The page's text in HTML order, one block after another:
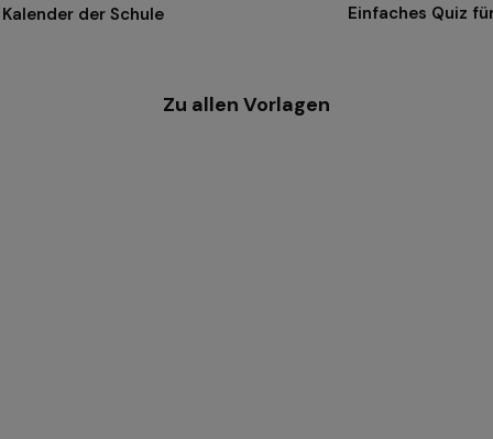
Kalender der Schule Einfaches Quiz
Zu allen Vorlagen